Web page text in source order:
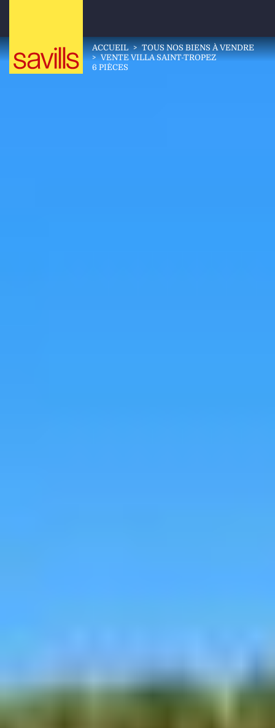
ACCUEIL > TOUS NOS BIENS À VENDRE
> VENTE VILLA SAINT-TROPEZ
6 PIÈCES